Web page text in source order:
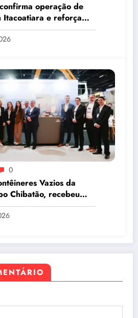
operação de
Itacoatiara e reforça
a solução logística para
0
Vazios da
Chibatão, recebeu
Intermodal South
São Paulo